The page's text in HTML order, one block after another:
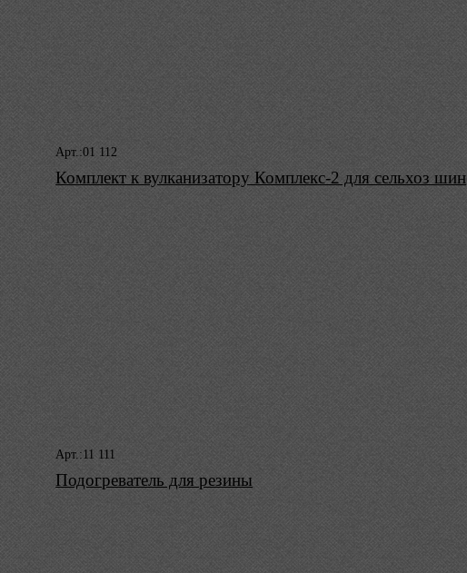
Арт.:01 112
Комплект к вулканизатору Комплекс-2 для сельхоз шин
Арт.:11 111
Подогреватель для резины